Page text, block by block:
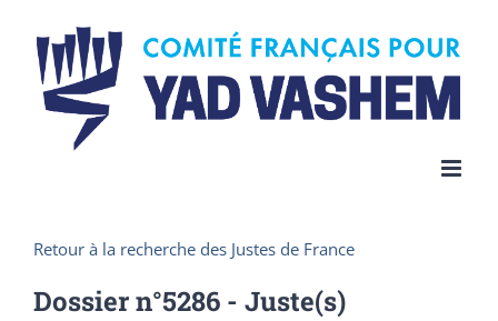
content
Retour à la recherche des Justes de France
Dossier n°5286 - Juste(s)